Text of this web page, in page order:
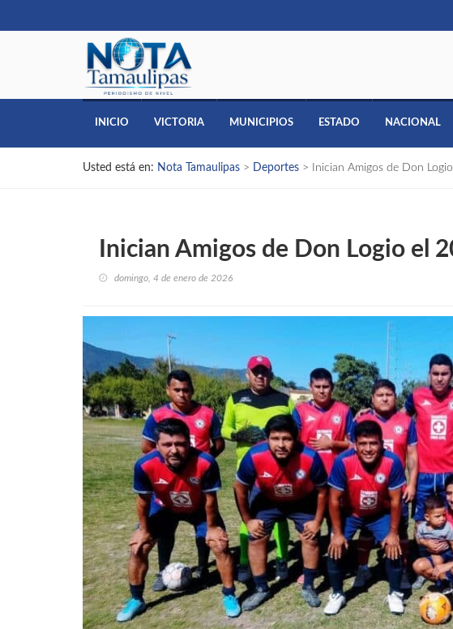
INICIO VICTORIA MUNICIPIOS ESTADO NACIONAL
Usted está en: Nota Tamaulipas > Deportes > Inician Amigos de Don
Inician Amigos de Don Logio el
domingo, 4 de enero de 2026